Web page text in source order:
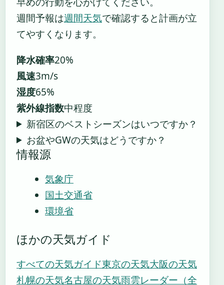
週間予報は週間天気で確認すると計画が立
てやすくなります。
降水確率20%
風速3m/s
湿度65%
紫外線指数中程度
新宿区のベストシーズンはいつですか？
お盆やGWの天気はどうですか？
情報源
気象庁
国土交通省
環境省
ほかの天気ガイド
すべての天気ガイド東京の天気大阪の天気
札幌の天気名古屋の天気雨雲レーダー（全